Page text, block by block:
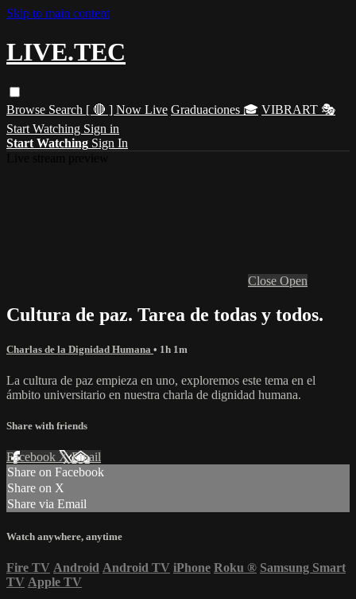
Skip to main content
LIVE.TEC
Browse Search [ 🔴 ] Now Live Graduaciones 🎓 VIBRART 🎭
Start Watching Sign in
Start Watching Sign In
Close Open
Cultura de paz. Tarea de todas y todos.
Charlas de la Dignidad Humana • 1h 1m
La cultura de paz empieza en uno, exploremos este tema en el
ámbito universitario en nuestra charla de dignidad humana.
Share with friends
Facebook XEmail
Share on Facebook
Share on X
Share via Email
Watch anywhere, anytime
Fire TV Android Android TV iPhone Roku ® Samsung Smart
TV Apple TV